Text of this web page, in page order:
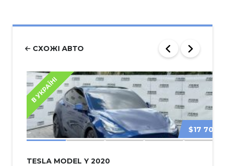
СХОЖІ АВТО
В УКРАЇНІ
$17 700
TESLA MODEL Y 2020